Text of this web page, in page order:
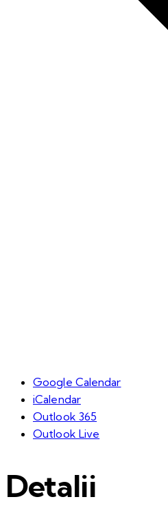
Google Calendar
iCalendar
Outlook 365
Outlook Live
Detalii